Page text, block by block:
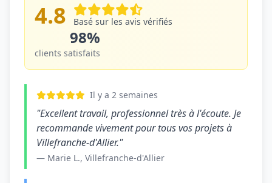
4.8 Basé sur les avis vérifiés
98%
clients satisfaits
Il y a 2 semaines
"Excellent travail, professionnel très à l'écoute. Je
recommande vivement pour tous vos projets à
Villefranche-d'Allier."
— Marie L., Villefranche-d'Allier